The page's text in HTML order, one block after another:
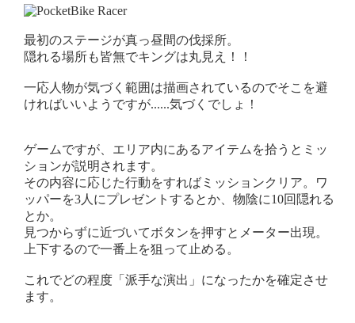
最初のステージが真っ昼間の伐採所。
隠れる場所も皆無でキングは丸見え！！
一応人物が気づく範囲は描画されているのでそこを避
ければいいようですが......気づくでしょ！
ゲームですが、エリア内にあるアイテムを拾うとミッ
ションが説明されます。
その内容に応じた行動をすればミッションクリア。ワ
ッパーを3人にプレゼントするとか、物陰に10回隠れる
とか。
見つからずに近づいてボタンを押すとメーター出現。
上下するので一番上を狙って止める。
これでどの程度「派手な演出」になったかを確定させ
ます。